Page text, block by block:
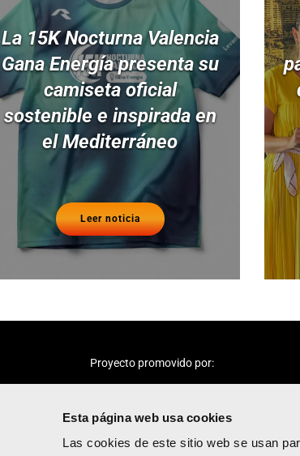
Esta página web usa cookies
Las cookies de este sitio web se usan
La 15K Nocturna Valencia
Gana Energía presenta su
camiseta oficial
sostenible e inspirada en
el Mediterráneo
Leer noticia
Proyecto promovido por: